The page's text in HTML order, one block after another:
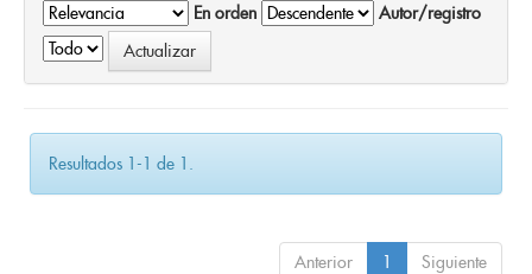
En orden
Autor/registro
Resultados 1-1 de 1.
Anterior 1 Siguiente